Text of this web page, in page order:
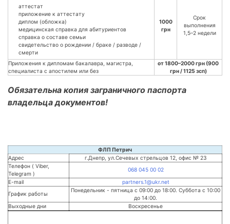
аттестат
приложение к аттестату
диплом (обложка)
медицинская справка для абитуриентов
справка о составе семьи
свидетельство о рождении / браке / разводе /
смерти
1000
грн
Срок
выполнения
1,5–2 недели
Приложения к дипломам бакалавра, магистра,
специалиста с апостилем или без
от 1800–2000 грн (900
грн / 1125 зсп)
Обязательна копия заграничного паспорта
владельца документов!
ФЛП Петрич
Адрес
г.Днепр, ул.Сечевых стрельцов 12, офис № 23
Телефон ( Viber,
Telegram )
068 045 00 02
E-mail
partners.1@ukr.net
График работы
Понедельник - пятница с 09:00 до 18:00. Суббота с 10:00
до 14:00.
Выходные дни
Воскресенье